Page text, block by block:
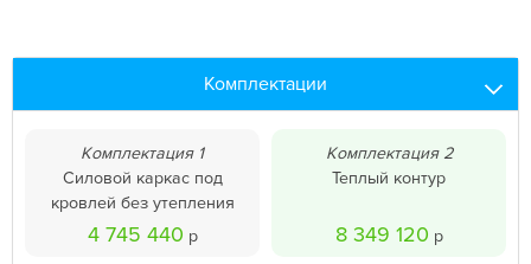
Комплектации
Комплектация 1
Силовой каркас под
кровлей без утепления
4 745 440 р
Комплектация 2
Теплый контур
8 349 120 р